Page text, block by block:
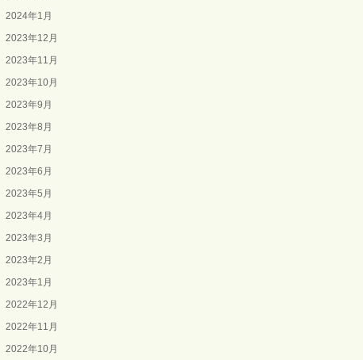
2024年1月
2023年12月
2023年11月
2023年10月
2023年9月
2023年8月
2023年7月
2023年6月
2023年5月
2023年4月
2023年3月
2023年2月
2023年1月
2022年12月
2022年11月
2022年10月